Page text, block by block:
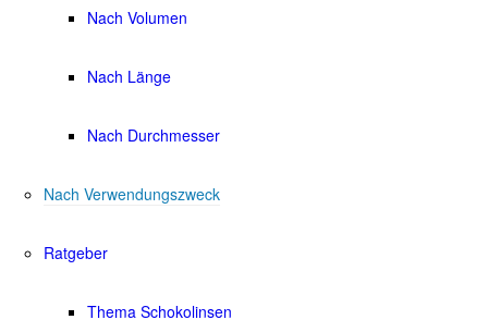
Nach Volumen
Nach Länge
Nach Durchmesser
Nach Verwendungszweck
Ratgeber
Thema Schokolinsen